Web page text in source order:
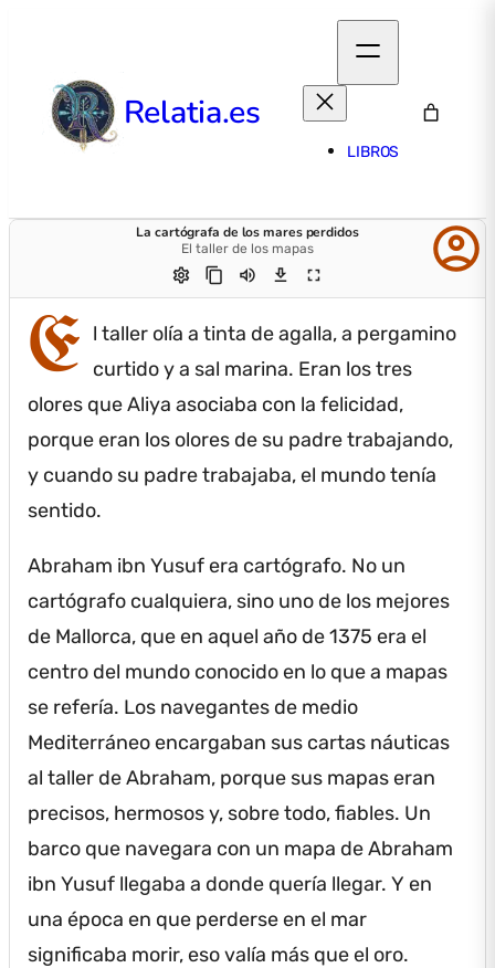
Relatia.es
LIBROS
La cartógrafa de los mares perdidos
El taller de los mapas
settings content_copy volume_up download fullscreen
E l taller olía a tinta de agalla, a pergamino
curtido y a sal marina. Eran los tres
olores que Aliya asociaba con la felicidad,
porque eran los olores de su padre trabajando,
y cuando su padre trabajaba, el mundo tenía
sentido.
Abraham ibn Yusuf era cartógrafo. No un
cartógrafo cualquiera, sino uno de los mejores
de Mallorca, que en aquel año de 1375 era el
centro del mundo conocido en lo que a mapas
se refería. Los navegantes de medio
Mediterráneo encargaban sus cartas náuticas
al taller de Abraham, porque sus mapas eran
precisos, hermosos y, sobre todo, fiables. Un
barco que navegara con un mapa de Abraham
ibn Yusuf llegaba a donde quería llegar. Y en
una época en que perderse en el mar
significaba morir, eso valía más que el oro.
account_circle